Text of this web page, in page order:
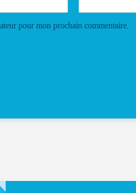
pour mon prochain commentaire.